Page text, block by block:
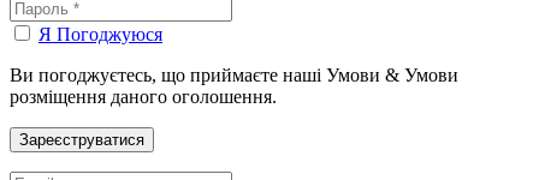
Я Погоджуюся
Ви погоджуєтесь, що приймаєте наші Умови & Умови
розміщення даного оголошення.